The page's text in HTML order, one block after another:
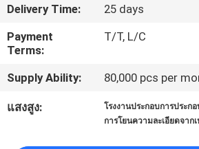
ควบคุม
คุณภาพ
ติดต่อ
Delivery Time:
25 days
Payment
Terms:
T/T, L/C
Supply Ability: 80,000 pcs per
แสงสูง: โรงงานประกอบการประก
การโยนความละเอียดจาก